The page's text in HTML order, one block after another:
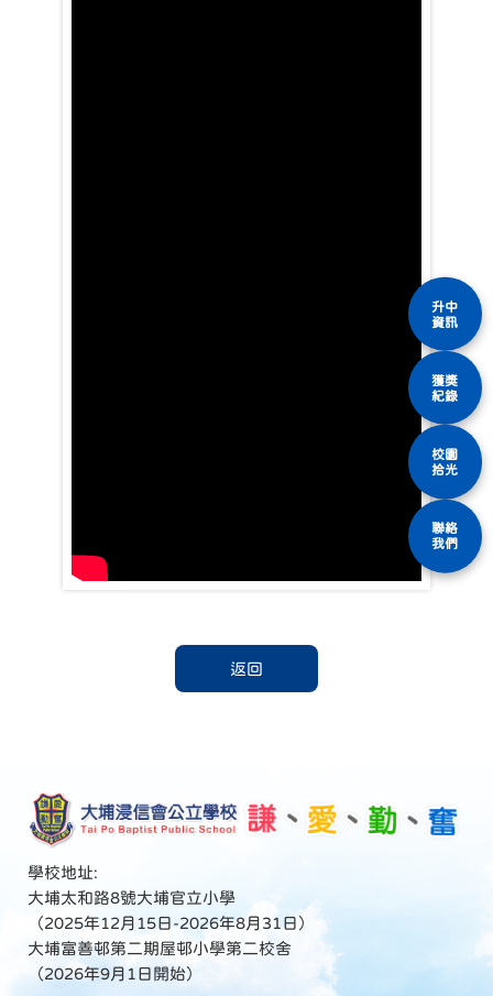
返回
學校地址:
大埔太和路8號大埔官立小學
（2025年12月15日-2026年8月31日）
大埔富善邨第二期屋邨小學第二校舍
（2026年9月1日開始）
升中
資訊
獲獎
紀錄
校園
拾光
聯絡
我們